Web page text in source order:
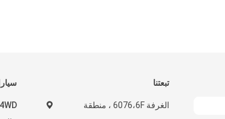
تبعتنا
الغرفة 6076،6F ، منطقة